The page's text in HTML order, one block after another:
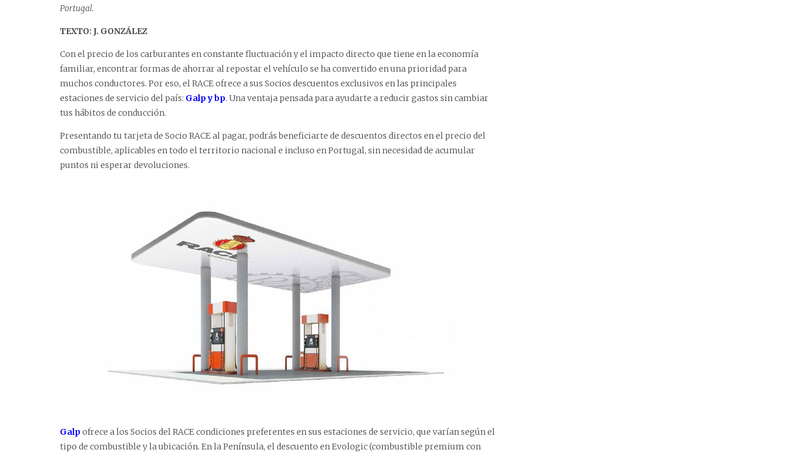
Portugal.
TEXTO: J. GONZÁLEZ
Con el precio de los carburantes en constante fluctuación y el impacto directo que tiene en la economía
familiar, encontrar formas de ahorrar al repostar el vehículo se ha convertido en una prioridad para
muchos conductores. Por eso, el RACE ofrece a sus Socios descuentos exclusivos en las principales
estaciones de servicio del país: Galp y bp. Una ventaja pensada para ayudarte a reducir gastos sin cambiar
tus hábitos de conducción.
Presentando tu tarjeta de Socio RACE al pagar, podrás beneficiarte de descuentos directos en el precio del
combustible, aplicables en todo el territorio nacional e incluso en Portugal, sin necesidad de acumular
puntos ni esperar devoluciones.
Galpofrece a los Socios del RACE condiciones preferentes en sus estaciones de servicio, que varían según el
tipo de combustible y la ubicación. En la Península, el descuento en Evologic (combustible premium con